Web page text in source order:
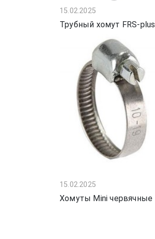
15.02.2025
Трубный хомут FRS-plus
15.02.2025
Хомуты Mini червячные